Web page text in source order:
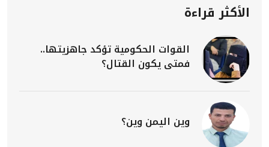
الأكثر قراءة
القوات الحكومية تؤكد جاهزيتها..
فمتى يكون القتال؟
وين اليمن وين؟